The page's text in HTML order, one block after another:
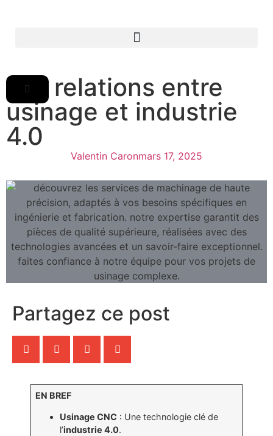
Les relations entre
usinage et industrie
4.0
Valentin Caronmars 17, 2025
Partagez ce post
EN BREF
Usinage CNC : Une technologie clé de
l’industrie 4.0.